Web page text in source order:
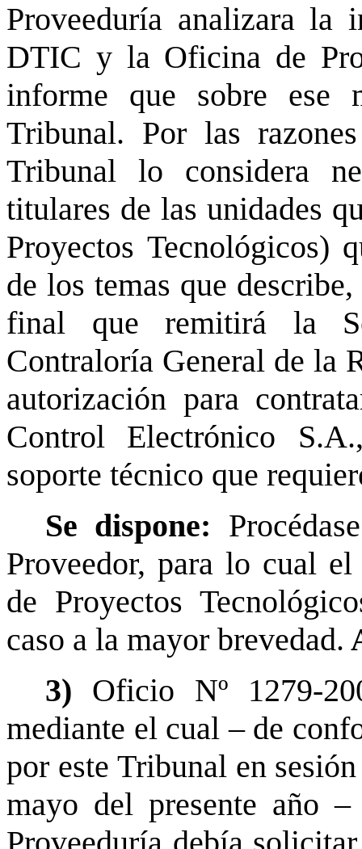
Proveeduría analizara la
DTIC y la Oficina de
informe que sobre ese
Tribunal. Por las
Tribunal lo considera
titulares de las unidades
Proyectos Tecnológicos)
de los temas que
final que remitirá la
Contraloría General de la
autorización para
Control Electrónico
soporte técnico que
Se dispone:
Proveedor, para lo cual
de Proyectos
caso a la mayor brevedad.
3) Oficio Nº 1279-
mediante el cual – de
por este Tribunal en
mayo del presente año